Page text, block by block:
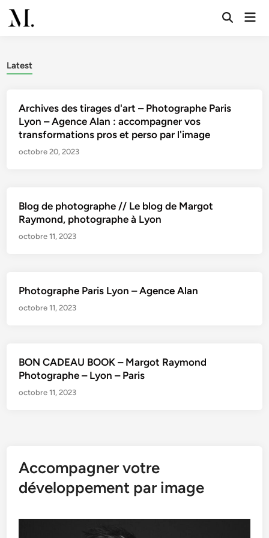
Skip
Open
Latest
Archives des tirages d'art – Photographe Paris
Lyon – Agence Alan : accompagner vos
transformations pros et perso par l'image
octobre 20, 2023
Blog de photographe // Le blog de Margot
Raymond, photographe à Lyon
octobre 11, 2023
Photographe Paris Lyon – Agence Alan
octobre 11, 2023
BON CADEAU BOOK – Margot Raymond
Photographe – Lyon – Paris
octobre 11, 2023
Accompagner votre
développement par image